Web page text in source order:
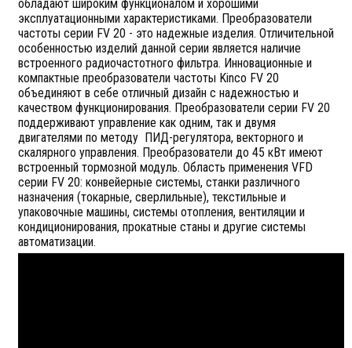
обладают широким функционалом и хорошими
эксплуатационными характеристиками. Преобразователи
частоты серии FV 20 - это надежные изделия. Отличительной
особенностью изделий данной серии является наличие
встроенного радиочастотного фильтра. Инновационные и
компактные преобразователи частоты Kinco FV 20
объединяют в себе отличный дизайн с надежностью и
качеством функционирования. Преобразователи серии FV 20
поддерживают управление как одним, так и двумя
двигателями по методу ПИД-регулятора, векторного и
скалярного управления. Преобразователи до 45 кВт имеют
встроенный тормозной модуль. Область применения VFD
серии FV 20: конвейерные системы, станки различного
назначения (токарные, сверлильные), текстильные и
упаковочные машины, системы отопления, вентиляции и
кондиционирования, прокатные станы и другие системы
автоматизации.